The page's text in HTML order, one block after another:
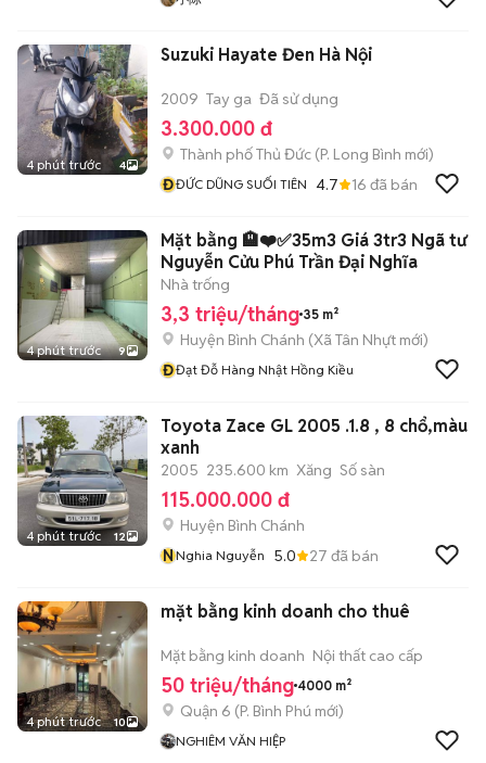
4 phút trước 4
Suzuki Hayate Đen Hà Nội
2009 Tay ga Đã sử dụng
3.300.000 đ
Thành phố Thủ Đức (P. Long Bình mới)
ĐĐỨC DŨNG SUỐI TIÊN 4.7 16 đã bán
4 phút trước 9
Mặt bằng 🏨❤️✅35m3 Giá 3tr3 Ngã tư
Nguyễn Cửu Phú Trần Đại Nghĩa
Nhà trống
3,3 triệu/tháng 35 m²
Huyện Bình Chánh (Xã Tân Nhựt mới)
ĐĐạt Đỗ Hàng Nhật Hồng Kiều
4 phút trước 12
Toyota Zace GL 2005 .1.8 , 8 chổ,màu
xanh
2005 235.600 km Xăng Số sàn
115.000.000 đ
Huyện Bình Chánh
NNghia Nguyễn 5.0 27 đã bán
4 phút trước 10
mặt bằng kinh doanh cho thuê
Mặt bằng kinh doanh Nội thất cao cấp
50 triệu/tháng 4000 m²
Quận 6 (P. Bình Phú mới)
NGHIÊM VĂN HIỆP